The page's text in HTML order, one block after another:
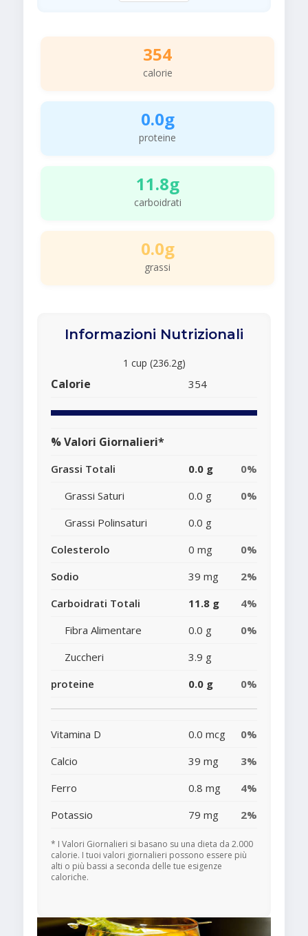
354
calorie
0.0g
proteine
11.8g
carboidrati
0.0g
grassi
Informazioni Nutrizionali
1 cup (236.2g)
Calorie 354
% Valori Giornalieri*
Grassi Totali 0.0 g
0%
Grassi Saturi
0.0 g
0%
Grassi Polinsaturi
0.0 g
Colesterolo
0 mg
0%
Sodio
39 mg
2%
Carboidrati Totali
11.8 g
4%
Fibra Alimentare
0.0 g
0%
Zuccheri
3.9 g
proteine
0.0 g 0%
Vitamina D 0.0 mcg
0%
Calcio
39 mg
3%
Ferro
0.8 mg
4%
Potassio
79 mg 2%
* I Valori Giornalieri si basano su una dieta da 2.000
calorie. I tuoi valori giornalieri possono essere più
alti o più bassi a seconda delle tue esigenze
caloriche.